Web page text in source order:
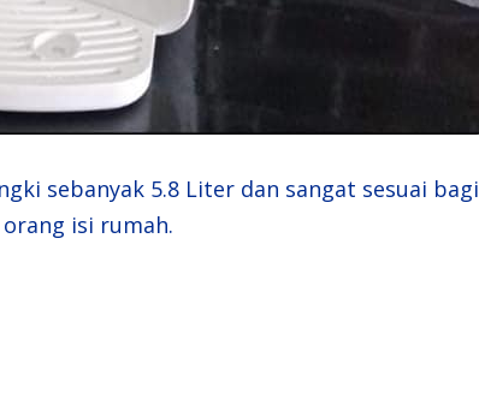
sebanyak 5.8 Liter dan sangat sesuai bagi
isi rumah.